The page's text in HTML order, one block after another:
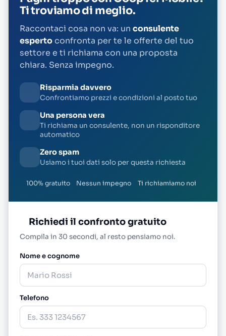
Ti troviamo di meglio.
Raccontaci cosa non va: un consulente
espertoconfronta per te le offerte del tuo
settore e ti richiama con una proposta
chiara. Senza impegno.
Risparmia davvero
Confrontiamo prezzi e condizioni al posto tuo
Una persona vera
Ti richiama un consulente, non un risponditore
automatico
Zero spam
Usiamo i tuoi dati solo per questa richiesta
100% gratuito Nessun impegno Ti richiamiamo noi
Richiedi il confronto gratuito
Compila in 30 secondi, al resto pensiamo noi.
Nome e cognome
Telefono